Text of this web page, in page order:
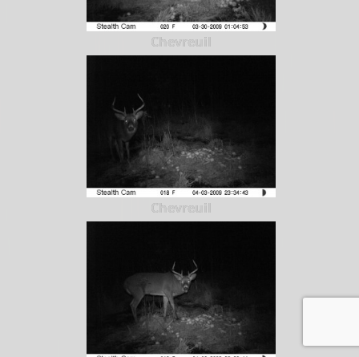
Chevreuil
Chevreuil